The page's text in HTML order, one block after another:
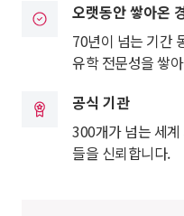
오랫동안 쌓아온
70년이 넘는 기간
유학 전문성을 쌓
공식 기관
300개가 넘는 세
들을 신뢰합니다.